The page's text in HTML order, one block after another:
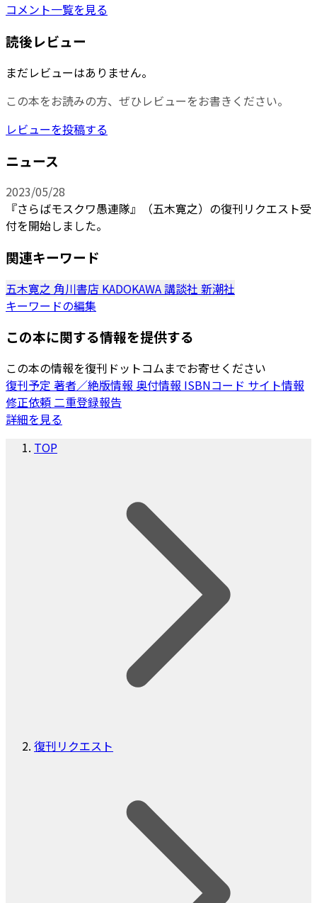
コメント一覧を見る
読後レビュー
まだレビューはありません。
この本をお読みの方、ぜひレビューをお書きください。
レビューを投稿する
ニュース
2023/05/28
『さらばモスクワ愚連隊』（五木寛之）の復刊リクエスト受
付を開始しました。
関連キーワード
五木寛之 角川書店 KADOKAWA講談社 新潮社
キーワードの編集
この本に関する情報を提供する
この本の情報を復刊ドットコムまでお寄せください
復刊予定 著者／絶版情報 奥付情報 ISBNコード サイト情報
修正依頼二重登録報告
詳細を見る
TOP
復刊リクエスト